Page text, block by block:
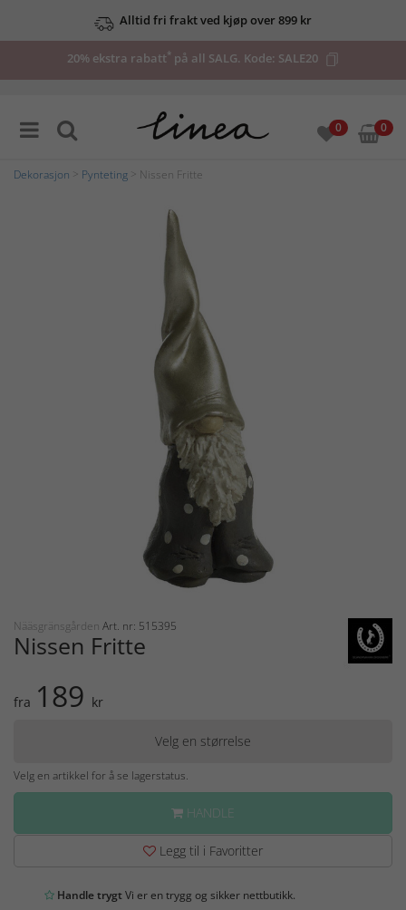
Alltid fri frakt ved kjøp over 899 kr
20% ekstra rabatt* på all SALG. Kode: SALE20
0 0
Dekorasjon Pynteting > Nissen Fritte
Nääsgränsgården Art. nr: 515395
Nissen Fritte
fra 189 kr
Velg en størrelse
Velg en artikkel for å se lagerstatus.
HANDLE
Legg til i Favoritter
Handle trygtVi er en trygg og sikker nettbutikk.